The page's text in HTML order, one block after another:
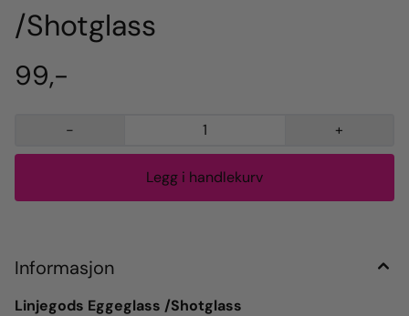
/Shotglass
99,-
- +
Informasjon
Linjegods Eggeglass /Shotglass